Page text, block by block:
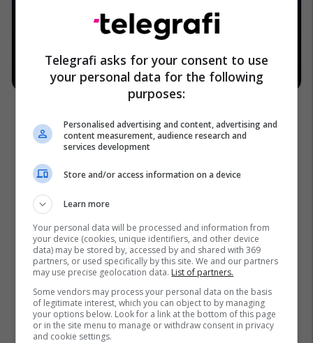
Telegrafi asks for your consent to use
your personal data for the following
purposes:
Personalised advertising and content, advertising and
content measurement, audience research and
services development
Store and/or access information on a device
Learn more
Your personal data will be processed and information from
your device (cookies, unique identifiers, and other device
data) may be stored by, accessed by and shared with 369
partners, or used specifically by this site. We and our partners
may use precise geolocation data. List of partners.
Some vendors may process your personal data on the basis
of legitimate interest, which you can object to by managing
your options below. Look for a link at the bottom of this page
or in the site menu to manage or withdraw consent in privacy
and cookie settings.